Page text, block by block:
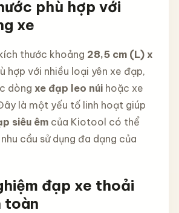
phù hợp với
xe
thước khoảng 28,5 cm (L) x
hợp với nhiều loại yên xe đạp,
dòng xe đạp leo núihoặc xe
là một yếu tố linh hoạt giúp
siêu êmcủa Kiotool có thể
cầu sử dụng đa dạng của
đạp xe thoải
toàn